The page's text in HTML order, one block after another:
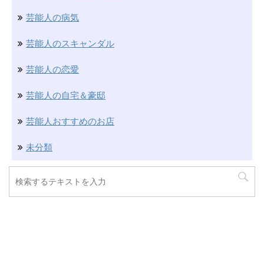
芸能人の病気
芸能人のスキャンダル
芸能人の恋愛
芸能人の自宅＆豪邸
芸能人おすすめのお店
未分類